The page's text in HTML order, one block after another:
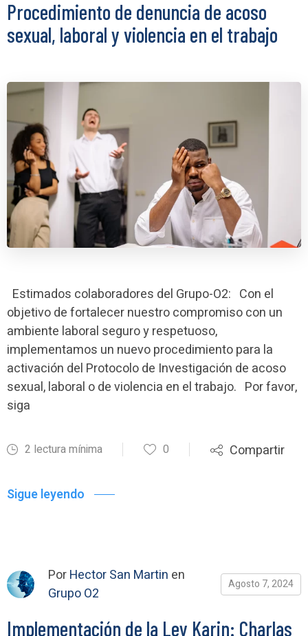
Procedimiento de denuncia de acoso
sexual, laboral y violencia en el trabajo
Estimados colaboradores del Grupo-O2: Con el
objetivo de fortalecer nuestro compromiso con un
ambiente laboral seguro y respetuoso,
implementamos un nuevo procedimiento para la
activación del Protocolo de Investigación de acoso
sexual, laboral o de violencia en el trabajo. Por favor,
siga
2 lectura mínima 0 Compartir
Sigue leyendo
PorHector San Martin en
Grupo O2
Agosto 7, 2024
Implementación de la Ley Karin: Charlas